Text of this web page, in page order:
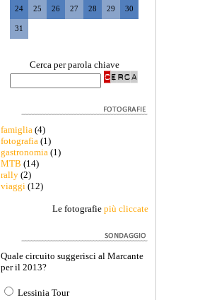
24 25 26 27 28 29 30
31
Cerca per parola chiave
famiglia (4)
fotografia (1)
gastronomia (1)
MTB (14)
rally(2)
viaggi (12)
Le fotografie più cliccate
Quale circuito suggerisci al Marcante
per il 2013?
Lessinia Tour